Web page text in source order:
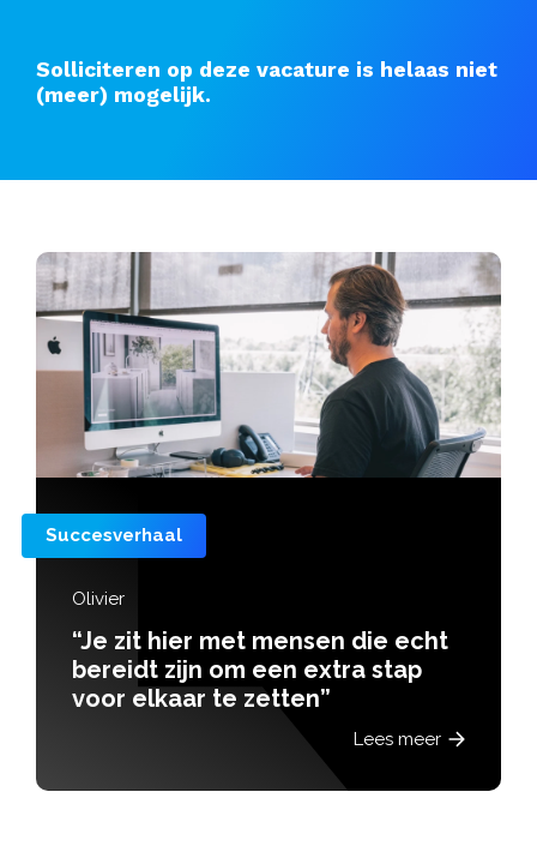
Solliciteren op deze vacature is helaas niet
(meer) mogelijk.
Succesverhaal
Olivier
“Je zit hier met mensen die echt
bereidt zijn om een extra stap
voor elkaar te zetten”
Lees meer